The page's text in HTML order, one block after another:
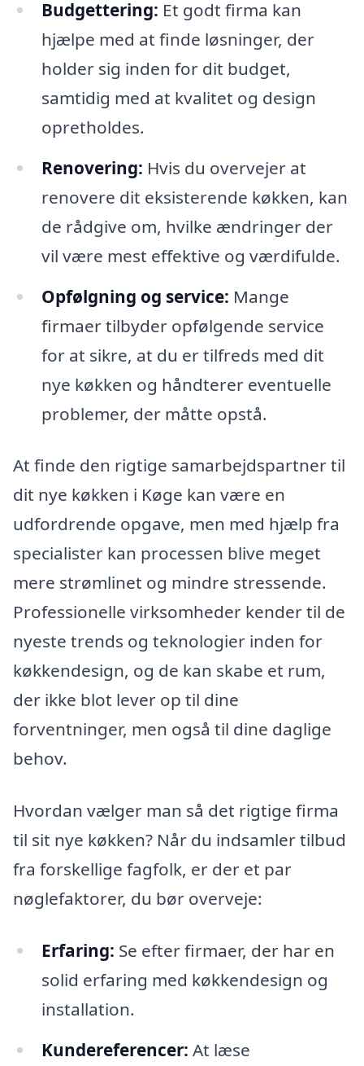
Budgettering: Et godt firma kan
hjælpe med at finde løsninger, der
holder sig inden for dit budget,
samtidig med at kvalitet og design
opretholdes.
Renovering: Hvis du overvejer at
renovere dit eksisterende køkken, kan
de rådgive om, hvilke ændringer der
vil være mest effektive og værdifulde.
Opfølgning og service: Mange
firmaer tilbyder opfølgende service
for at sikre, at du er tilfreds med dit
nye køkken og håndterer eventuelle
problemer, der måtte opstå.
At finde den rigtige samarbejdspartner til
dit nye køkken i Køge kan være en
udfordrende opgave, men med hjælp fra
specialister kan processen blive meget
mere strømlinet og mindre stressende.
Professionelle virksomheder kender til de
nyeste trends og teknologier inden for
køkkendesign, og de kan skabe et rum,
der ikke blot lever op til dine
forventninger, men også til dine daglige
behov.
Hvordan vælger man så det rigtige firma
til sit nye køkken? Når du indsamler tilbud
fra forskellige fagfolk, er der et par
nøglefaktorer, du bør overveje:
Erfaring: Se efter firmaer, der har en
solid erfaring med køkkendesign og
installation.
Kundereferencer: At læse